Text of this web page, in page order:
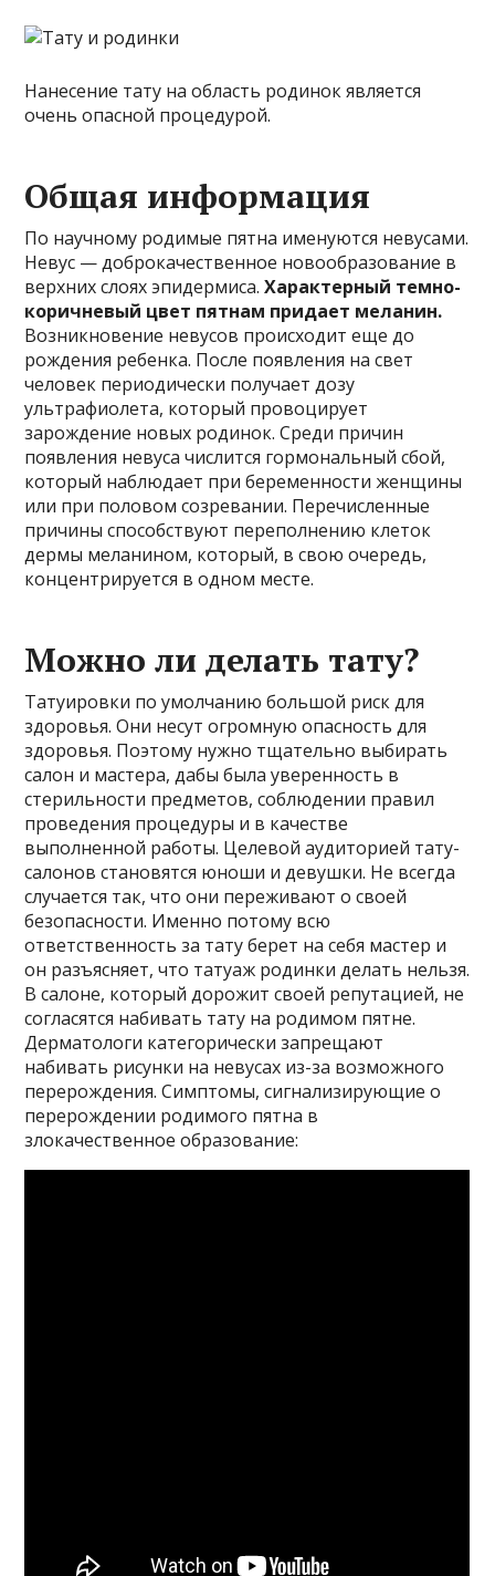
Нанесение тату на область родинок является
очень опасной процедурой.
Общая информация
По научному родимые пятна именуются невусами.
Невус — доброкачественное новообразование в
верхних слоях эпидермиса.Характерный темно-
коричневый цвет пятнам придает меланин.
Возникновение невусов происходит еще до
рождения ребенка. После появления на свет
человек периодически получает дозу
ультрафиолета, который провоцирует
зарождение новых родинок. Среди причин
появления невуса числится гормональный сбой,
который наблюдает при беременности женщины
или при половом созревании. Перечисленные
причины способствуют переполнению клеток
дермы меланином, который, в свою очередь,
концентрируется в одном месте.
Можно ли делать тату?
Татуировки по умолчанию большой риск для
здоровья. Они несут огромную опасность для
здоровья. Поэтому нужно тщательно выбирать
салон и мастера, дабы была уверенность в
стерильности предметов, соблюдении правил
проведения процедуры и в качестве
выполненной работы. Целевой аудиторией тату-
салонов становятся юноши и девушки. Не всегда
случается так, что они переживают о своей
безопасности. Именно потому всю
ответственность за тату берет на себя мастер и
он разъясняет, что татуаж родинки делать нельзя.
В салоне, который дорожит своей репутацией, не
согласятся набивать тату на родимом пятне.
Дерматологи категорически запрещают
набивать рисунки на невусах из-за возможного
перерождения. Симптомы, сигнализирующие о
перерождении родимого пятна в
злокачественное образование: